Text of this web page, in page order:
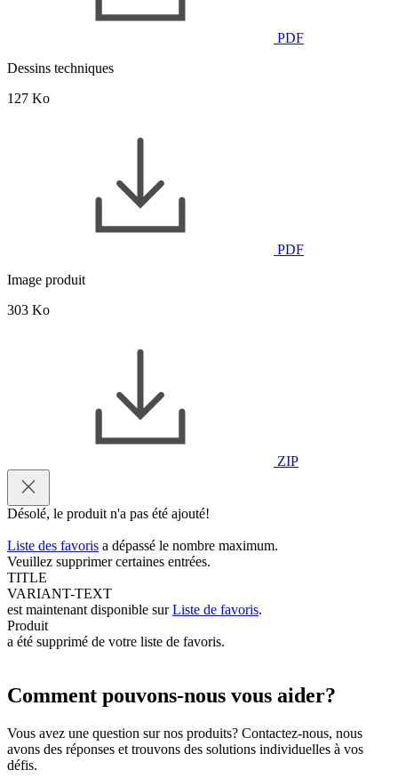
PDF
Dessins techniques
127 Ko
PDF
Image produit
303 Ko
ZIP
Désolé, le produit n'a pas été ajouté!
Liste des favoris a dépassé le nombre maximum.
Veuillez supprimer certaines entrées.
TITLE
VARIANT-TEXT
est maintenant disponible surListe de favoris.
Produit
a été supprimé de votre liste de favoris.
Comment pouvons-nous vous aider?
Vous avez une question sur nos produits? Contactez-nous, nous
avons des réponses et trouvons des solutions individuelles à vos
défis.